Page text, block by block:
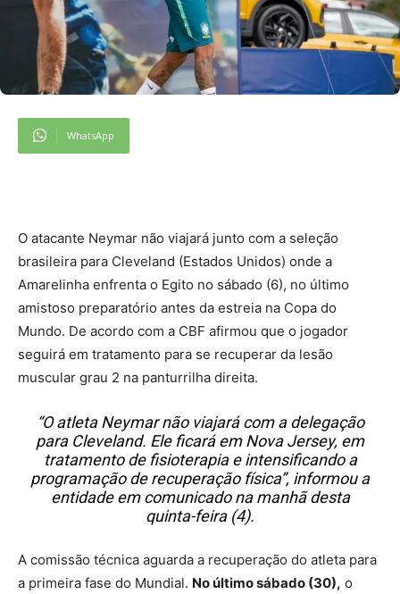
WhatsApp
O atacante Neymar não viajará junto com a seleção
brasileira para Cleveland (Estados Unidos) onde a
Amarelinha enfrenta o Egito no sábado (6), no último
amistoso preparatório antes da estreia na Copa do
Mundo. De acordo com a CBF afirmou que o jogador
seguirá em tratamento para se recuperar da lesão
muscular grau 2 na panturrilha direita.
“O atleta Neymar não viajará com a delegação
para Cleveland. Ele ficará em Nova Jersey, em
tratamento de fisioterapia e intensificando a
programação de recuperação física”, informou a
entidade em comunicado na manhã desta
quinta-feira (4).
A comissão técnica aguarda a recuperação do atleta para
a primeira fase do Mundial. No último sábado (30), o